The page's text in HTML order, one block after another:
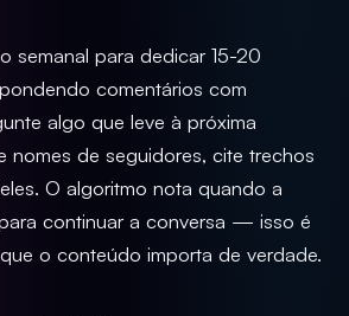
semanal para dedicar 15-20
comentários com
algo que leve à próxima
nomes de seguidores, cite trechos
O algoritmo nota quando a
continuar a conversa — isso é
o conteúdo importa de verdade.